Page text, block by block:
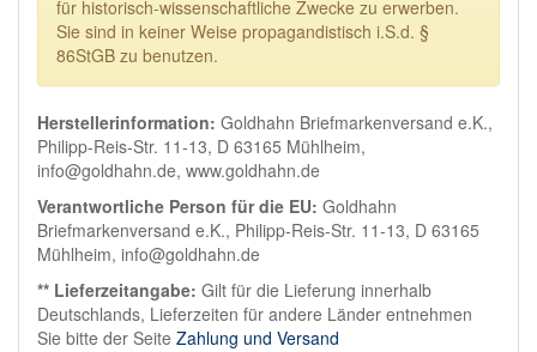
für historisch-wissenschaftliche Zwecke zu erwerben.
Sie sind in keiner Weise propagandistisch i.S.d. §
86StGB zu benutzen.
Herstellerinformation: Goldhahn Briefmarkenversand e.K.,
Philipp-Reis-Str. 11-13, D 63165 Mühlheim,
info@goldhahn.de, www.goldhahn.de
Verantwortliche Person für die EU: Goldhahn
Briefmarkenversand e.K., Philipp-Reis-Str. 11-13, D 63165
Mühlheim, info@goldhahn.de
** Lieferzeitangabe: Gilt für die Lieferung innerhalb
Deutschlands, Lieferzeiten für andere Länder entnehmen
Sie bitte der Seite Zahlung und Versand